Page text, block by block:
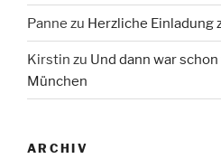
Panne zu Herzliche Einladung
Kirstin zu Und dann war
München
ARCHIV